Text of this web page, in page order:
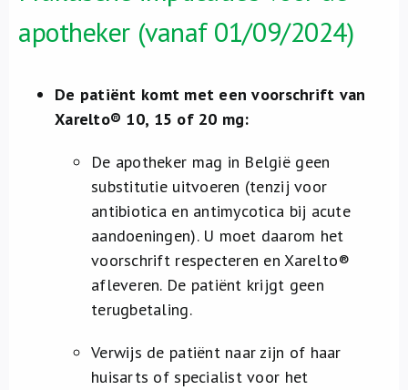
apotheker (vanaf 01/09/2024)
De patiënt komt met een voorschrift van
Xarelto® 10, 15 of 20 mg:
De apotheker mag in België geen
substitutie uitvoeren (tenzij voor
antibiotica en antimycotica bij acute
aandoeningen). U moet daarom het
voorschrift respecteren en Xarelto®
afleveren. De patiënt krijgt geen
terugbetaling.
Verwijs de patiënt naar zijn of haar
huisarts of specialist voor het